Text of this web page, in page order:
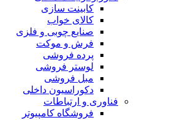
کابینت سازی
کالای خواب
صنایع چوبی و فلزی
فرش و موکت
پرده فروشی
لوستر فروشی
مبل فروشی
دکوراسیون داخلی
فناوری و ارتباطات
فروشگاه كامپيوتر